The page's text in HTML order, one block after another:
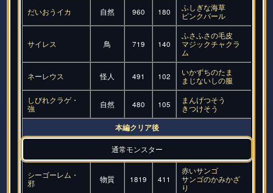
だいおうイカ 自然 960 180
ふしぎな海草
ピンクパール
サイレス 鳥 719 140
ふさふさの毛皮
マジックチャクラ
ム
ネーレウス 怪人 491 102
いかずちのたま
まじないしの服
しびれクラゲ・
強
自然 480 105
まんげつそう
きつけそう
本編クリア後
通常モンスター
シーゴーレム・
邪
物質 1819 411
赤いサンゴ
サンゴのかみかざ
り